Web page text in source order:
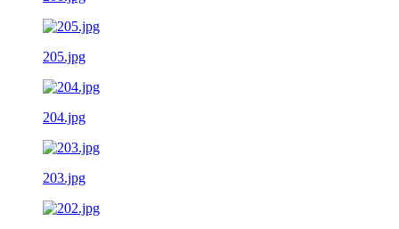
205.jpg
204.jpg
203.jpg